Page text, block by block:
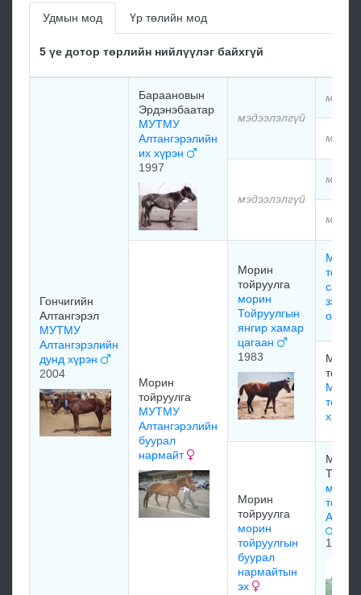
Удмын мод Үр төлийн мод
5 үе дотор төрлийн нийлүүлэг байхгүй
Гончигийн
Алтангэрэл
МУТМУ
Алтангэрэлийн
дунд хүрэн
2004
Бараановын
Эрдэнэбаатар
МУТМУ
Алтангэрэлийн
их хүрэн
1997
мэдээлэлгүй
мэдээлэлгүй
Морин
тойруулга
МУТМУ
Алтангэрэлийн
буурал
нармайт
Морин
тойруулга
морин
Тойруулгын
янгир хамар
цагаан
1983
Морин
сартай
зээрд /
Морин
Морин
Морин
тойруулга
морин
тойруулгын
буурал
нармайтын
эх
Морин
морин
1975